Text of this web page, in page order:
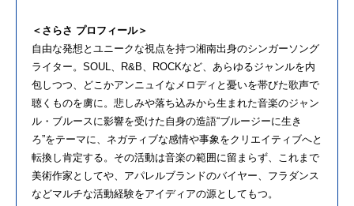
＜さらさ プロフィール＞
自由な発想とユニークな視点を持つ湘南出身のシンガーソング
ライター。SOUL、R&B、ROCKなど、あらゆるジャンルを内
包しつつ、どこかアンニュイなメロディと憂いを帯びた歌声で
聴くものを虜に。悲しみや落ち込みから生まれた音楽のジャン
ル・ブルースに影響を受けた自身の造語“ブルージーに生き
ろ”をテーマに、ネガティブな感情や事象をクリエイティブへと
転換し肯定する。その活動は音楽の範囲に留まらず、これまで
美術作家としてや、アパレルブランドのバイヤー、フラダンス
などマルチな活動経験をアイディアの源としてもつ。